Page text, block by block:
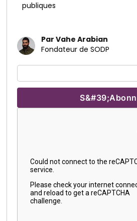
publiques
Par Vahe Arabian
Fondateur de SODP